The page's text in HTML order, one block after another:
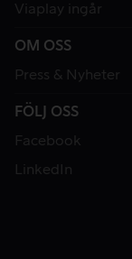
Viaplay ingår
OM OSS
Press & Nyheter
FÖLJ OSS
Facebook
LinkedIn